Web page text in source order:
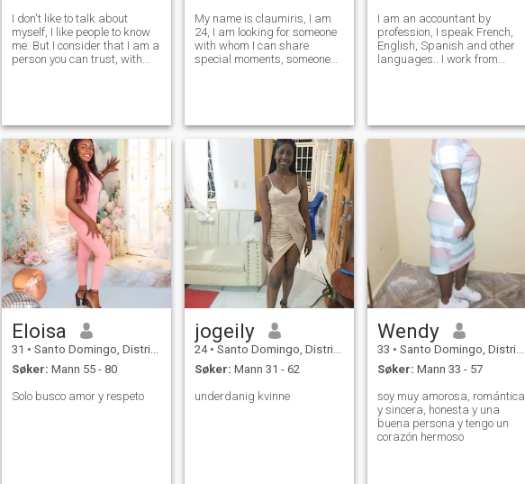
I don't like to talk about
myself, I like people to know
me. But I consider that I am a
person you can trust, with
possess many qualities b
My name is claumiris, I am
24, I am looking for someone
with whom I can share
special moments, someone
There is no playback of
photos or video
I am an accountant by
profession, I speak French,
English, Spanish and other
languages.. I work from
and start a family, if that is
not what you ar
Eloisa
31 • Santo Domingo, Distrito Nacional, Den Dominikanske Rep.
Søker: Mann 55 - 80
Solo busco amor y respeto
jogeily
24 • Santo Domingo, Distrito Nacional, Den Dominikanske Rep.
Søker: Mann 31 - 62
underdanig kvinne
Wendy
33 • Santo Domingo, Distrito Nacional, Den Dominikanske Rep.
Søker: Mann 33 - 57
soy muy amorosa, romántica
y sincera, honesta y una
buena persona y tengo un
corazón hermoso